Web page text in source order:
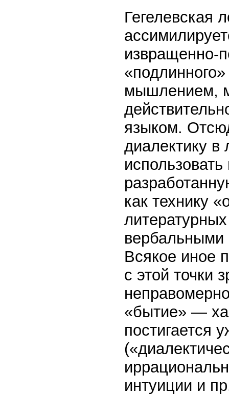
Гегелевская
извращенно-
мышлением,
языком.
диалектику в
как технику
вербальными
Всякое иное
с этой точки
«бытие» —
постигается
интуиции и